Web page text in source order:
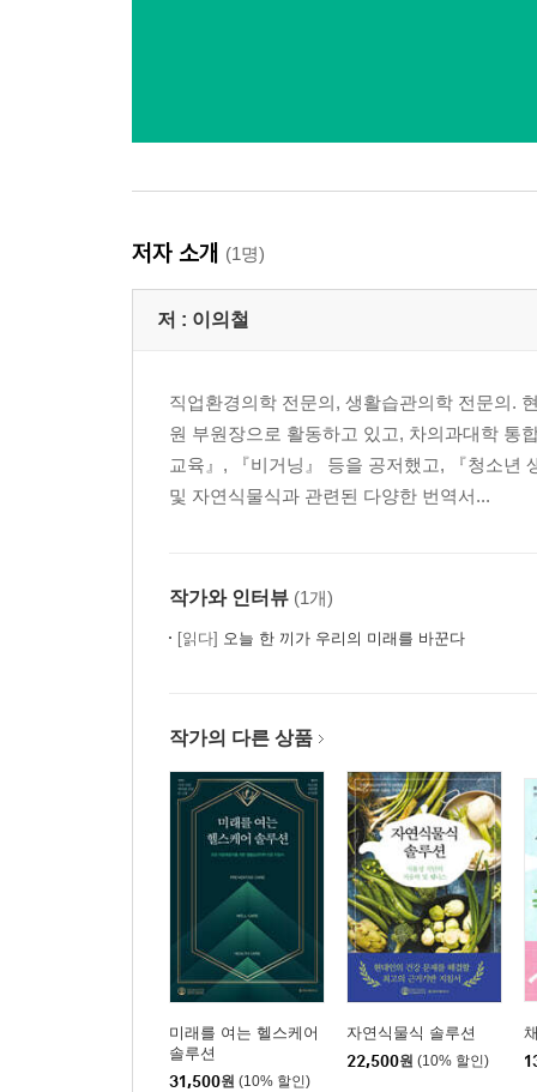
저자 소개 (1명)
저 : 이의철
직업환경의학 전문의, 생활습관의학 전문의.
원 부원장으로 활동하고 있고, 차의과대학 통
교육』, 『비거닝』 등을 공저했고, 『청소년
및 자연식물식과 관련된 다양한 번역서...
작가와 인터뷰 (1개)
[읽다] 오늘 한 끼가 우리의 미래를 바꾼다
작가의 다른 상품
미래를 여는 헬스케어
솔루션
31,500원 (10% 할인)
자연식물식 솔루션
22,500원 (10% 할인)